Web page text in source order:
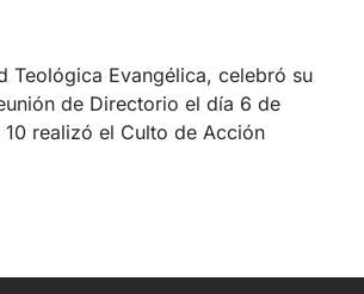
Teológica Evangélica, celebró su
realizó el Culto de Acción